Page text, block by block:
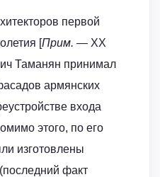
первой
[Прим. — XX
Таманян принимал
армянских
входа
этого, по его
изготовлены
факт